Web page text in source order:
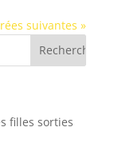
suivantes »
filles sorties